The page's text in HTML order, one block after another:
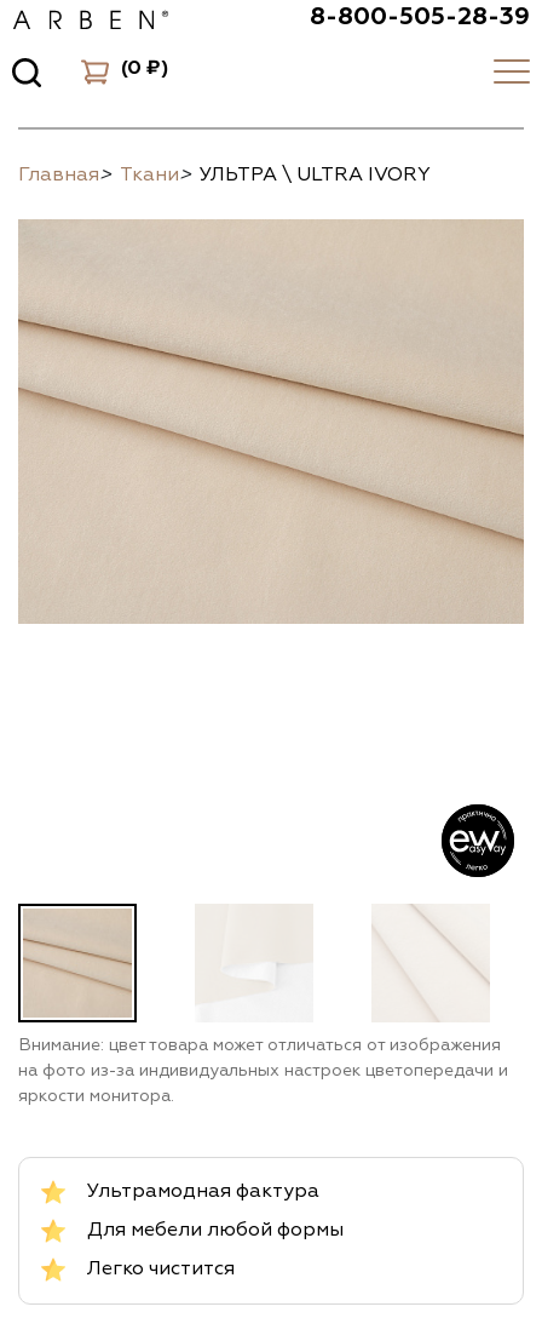
8-800-505-28-39
(0 ₽)
Главная> Ткани> УЛЬТРА \ ULTRA IVORY
Внимание: цвет товара может отличаться от изображения
на фото из-за индивидуальных настроек цветопередачи и
яркости монитора.
Ультрамодная фактура
Для мебели любой формы
Легко чистится